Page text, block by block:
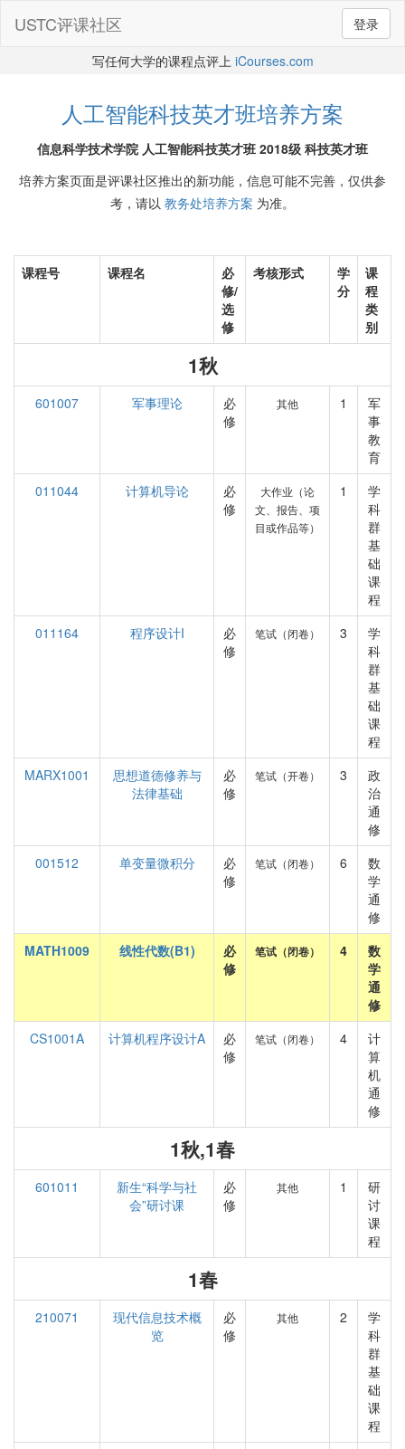
登录
USTC评课社区
写任何大学的课程点评上 iCourses.com
人工智能科技英才班培养方案
信息科学技术学院 人工智能科技英才班 2018级 科技英才班
培养方案页面是评课社区推出的新功能，信息可能不完善，仅供参
考，请以 教务处培养方案 为准。
课程号 课程名
必
修/
选
修
考核形式
学
分
课
程
类
别
1秋
601007 军事理论
必
修
其他 1
军
事
教
育
011044
计算机导论
必
修
大作业（论
文、报告、项
目或作品等）
1
学
科
群
基
础
课
程
011164
程序设计I
必
修
笔试（闭卷） 3
学
科
群
基
础
课
程
MARX1001
思想道德修养与
法律基础
必
修
笔试（开卷） 3
政
治
通
修
001512
单变量微积分
必
修
笔试（闭卷） 6
数
学
通
修
MATH1009
线性代数(B1)
必
修
笔试（闭卷） 4
数
学
通
修
CS1001A
计算机程序设计A
必
修
笔试（闭卷） 4
计
算
机
通
修
1秋,1春
601011
新生“科学与社
会”研讨课
必
修
其他 1
研
讨
课
程
1春
210071
现代信息技术概
览
必
修
其他 2
学
科
群
基
础
课
程